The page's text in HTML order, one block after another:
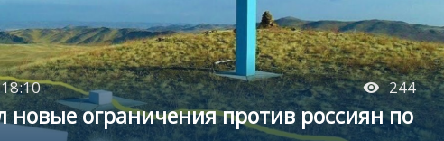
18:10 244
новые ограничения против россиян по